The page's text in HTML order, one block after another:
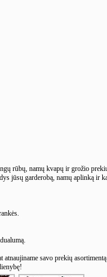
rūbų, namų kvapų ir grožio
jūsų garderobą, namų aplinką ir
savo prekių